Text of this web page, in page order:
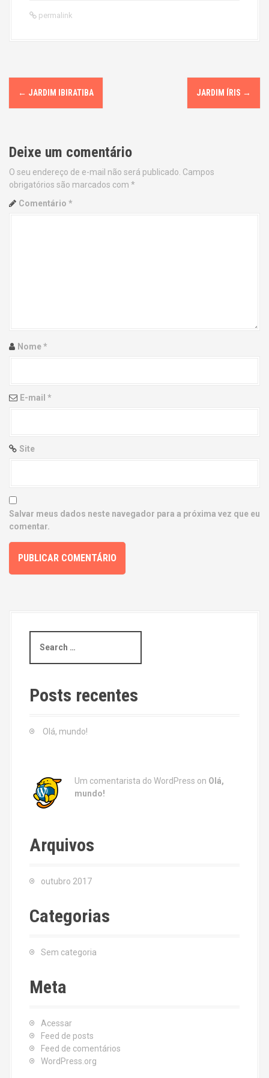
permalink
P
o
t
n
a
i
n
← JARDIM IBIRATIBA JARDIM ÍRIS →
Deixe um comentário
O seu endereço de e-mail não será publicado. Campos
obrigatórios são marcados com *
Comentário *
Nome*
E-mail *
Site
Salvar meus dados neste navegador para a próxima vez que eu
comentar.
a
c
h
Posts recentes
Olá, mundo!
Um comentarista do WordPress on Olá,
mundo!
Arquivos
outubro 2017
Categorias
Sem categoria
Meta
Acessar
Feed de posts
Feed de comentários
WordPress.org